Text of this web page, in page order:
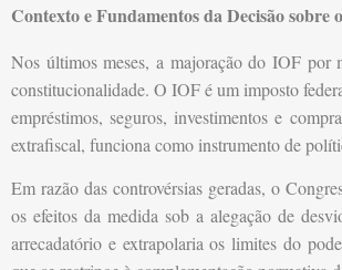
Contexto e Fundamentos da Decisão sobre
Nos últimos meses, a majoração do IOF por
constitucionalidade. O IOF é um imposto
empréstimos, seguros, investimentos e
extrafiscal, funciona como instrumento de
Em razão das controvérsias geradas, o
os efeitos da medida sob a alegação de
arrecadatório e extrapolaria os limites do